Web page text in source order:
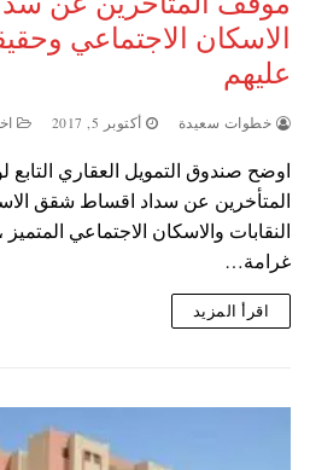
الاسكان الاجتماعي
عليهم
خطوات سعيدة أكتوبر 5, 2017
اوضح صندوق التمويل العقاري
المتأخرين عن سداد اقساط شقق
النقابات والاسكان الاجتماعي
غرامة…
اقرأ المزيد